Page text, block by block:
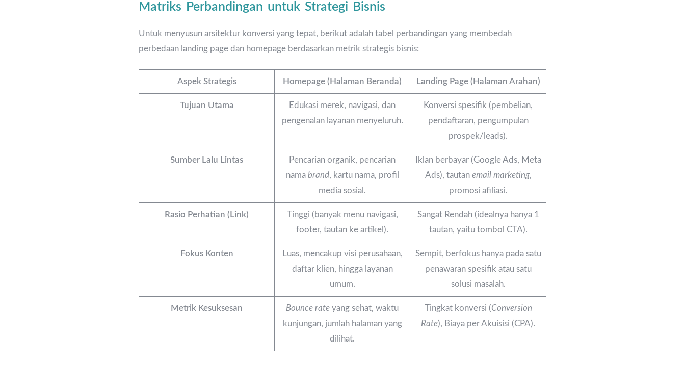
Matriks Perbandingan untuk Strategi Bisnis
Untuk menyusun arsitektur konversi yang tepat, berikut adalah tabel perbandingan yang membedah
perbedaan landing page dan homepage berdasarkan metrik strategis bisnis:
Aspek Strategis Homepage (Halaman Beranda) Landing Page (Halaman Arahan)
Tujuan Utama
Edukasi merek, navigasi, dan
pengenalan layanan menyeluruh.
Konversi spesifik (pembelian,
pendaftaran, pengumpulan
prospek/leads).
Sumber Lalu Lintas
Pencarian organik, pencarian
nama brand, kartu nama, profil
media sosial.
Iklan berbayar (Google Ads, Meta
Ads), tautan email marketing,
promosi afiliasi.
Rasio Perhatian (Link)
Tinggi (banyak menu navigasi,
footer, tautan ke artikel).
Sangat Rendah (idealnya hanya 1
tautan, yaitu tombol CTA).
Fokus Konten
Luas, mencakup visi perusahaan,
daftar klien, hingga layanan
umum.
Sempit, berfokus hanya pada satu
penawaran spesifik atau satu
solusi masalah.
Metrik Kesuksesan Bounce rate yang sehat, waktu
kunjungan, jumlah halaman yang
dilihat.
Tingkat konversi (Conversion
Rate), Biaya per Akuisisi (CPA).